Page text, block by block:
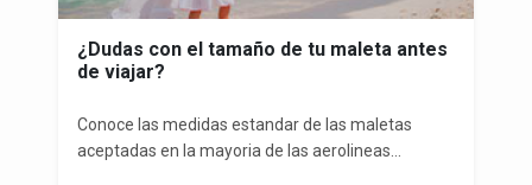
¿Dudas con el tamaño de tu maleta antes
de viajar?
Conoce las medidas estandar de las maletas
aceptadas en la mayoria de las aerolineas...